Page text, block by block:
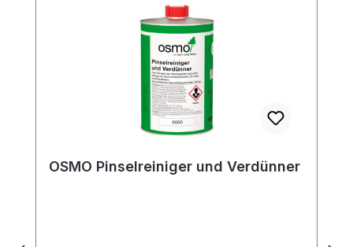
OSMO Pinselreiniger und Verdünner